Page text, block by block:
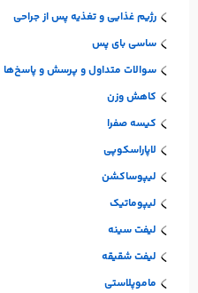
رژیم غذایی و تغذیه پس از جراحی
ساسی بای پس
سوالات متداول و پرسش و پاسخ‌ها
کاهش وزن
کیسه صفرا
لاپاراسکوپی
لیپوساکشن
لیپوماتیک
لیفت سینه
لیفت شقیقه
ماموپلاستی